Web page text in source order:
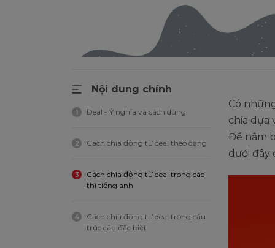
Nội dung chính
1 Deal - Ý nghĩa và cách dùng
2 Cách chia động từ deal theo dạng
3
Cách chia động từ deal trong các
thì tiếng anh
4
Cách chia động từ deal trong cấu
trúc câu đặc biệt
Có
chia dựa
Để nắm
dưới đây